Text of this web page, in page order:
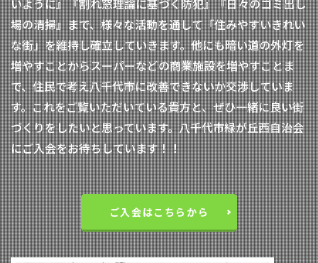
いように』『割れ窓理論に基づく防犯』『日々のゴミ出し
場の清掃』まで、様々な活動を通して「住みやすいきれい
な街」を維持し確立していきます。他にも暗い道の外灯を
増やすことからスーパーなどの商業施設を増やすことま
で、住民で考え八千代市に改善できないか交渉していま
す。これをご覧いただいている貴方と、ぜひ一緒に良い街
づくりをしたいと思っています。八千代市緑が丘西自治会
にご入会をお待ちしています！！
ご入会はこちらから